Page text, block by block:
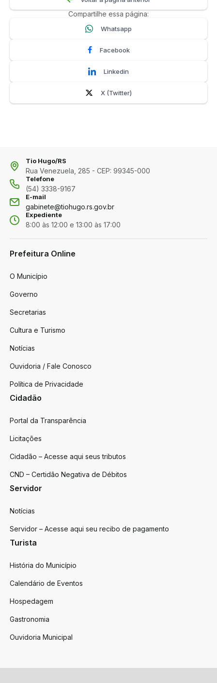
Compartilhe essa página:
Whatsapp
Facebook
Linkedin
X (Twitter)
Tio Hugo/RS
Rua Venezuela, 285 - CEP: 99345-000
Telefone
(54) 3338-9167
E-mail
gabinete@tiohugo.rs.gov.br
Expediente
8:00 às 12:00 e 13:00 às 17:00
Prefeitura Online
O Município
Governo
Secretarias
Cultura e Turismo
Notícias
Ouvidoria / Fale Conosco
Política de Privacidade
Cidadão
Portal da Transparência
Licitações
Cidadão – Acesse aqui seus tributos
CND – Certidão Negativa de Débitos
Servidor
Notícias
Servidor – Acesse aqui seu recibo de pagamento
Turista
História do Município
Calendário de Eventos
Hospedagem
Gastronomia
Ouvidoria Municipal